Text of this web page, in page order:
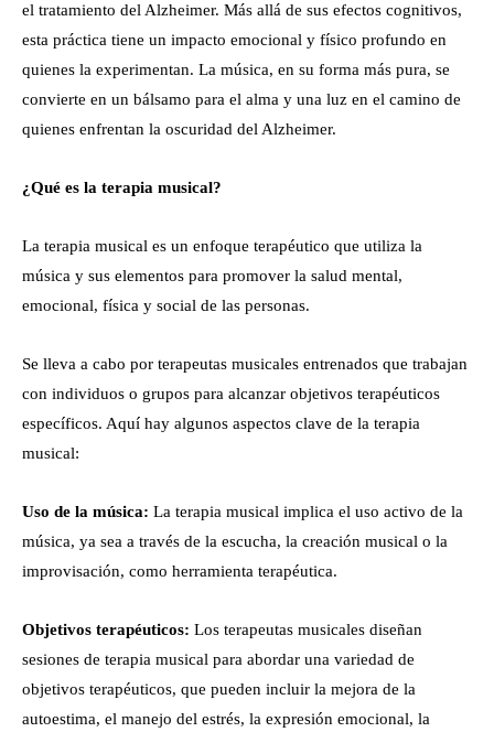
el tratamiento del Alzheimer. Más allá de sus efectos cognitivos,
esta práctica tiene un impacto emocional y físico profundo en
quienes la experimentan. La música, en su forma más pura, se
convierte en un bálsamo para el alma y una luz en el camino de
quienes enfrentan la oscuridad del Alzheimer.
¿Qué es la terapia musical?
La terapia musical es un enfoque terapéutico que utiliza la
música y sus elementos para promover la salud mental,
emocional, física y social de las personas.
Se lleva a cabo por terapeutas musicales entrenados que trabajan
con individuos o grupos para alcanzar objetivos terapéuticos
específicos. Aquí hay algunos aspectos clave de la terapia
musical:
Uso de la música: La terapia musical implica el uso activo de la
música, ya sea a través de la escucha, la creación musical o la
improvisación, como herramienta terapéutica.
Objetivos terapéuticos: Los terapeutas musicales diseñan
sesiones de terapia musical para abordar una variedad de
objetivos terapéuticos, que pueden incluir la mejora de la
autoestima, el manejo del estrés, la expresión emocional, la